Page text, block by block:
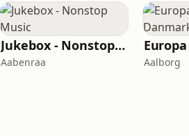
Jukebox - Nonstop Music
Aabenraa Aalborg